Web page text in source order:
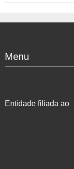
Menu
Entidade filiada ao